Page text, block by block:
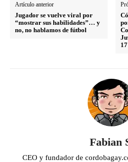
Artículo anterior
Jugador se vuelve viral por
“mostrar sus habilidades”… y
no, no hablamos de fútbol
Fabian
CEO y fundador de